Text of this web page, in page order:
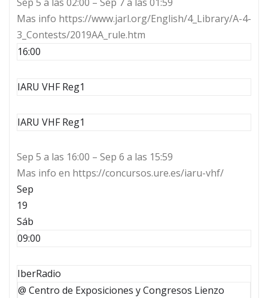
Mas info https://www.jarl.org/English/4_Library/A-4-
3_Contests/2019AA_rule.htm
16:00
IARU VHF Reg1
IARU VHF Reg1
Sep 5 a las 16:00 – Sep 6 a las 15:59
Mas info en https://concursos.ure.es/iaru-vhf/
Sep
19
Sáb
09:00
IberRadio
@ Centro de Exposiciones y Congresos Lienzo